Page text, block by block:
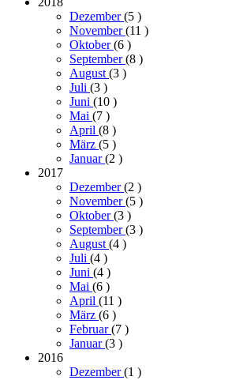
Dezember(5 )
November(11 )
Oktober(6 )
September(8 )
August(3 )
Juli (3 )
Juni (10 )
Mai (7 )
April (8 )
März (5 )
Januar(2 )
2017
Dezember(2 )
November(5 )
Oktober(3 )
September(3 )
August(4 )
Juli (4 )
Juni (4 )
Mai (6 )
April (11 )
März (6 )
Februar(7 )
Januar(3 )
2016
Dezember(1 )